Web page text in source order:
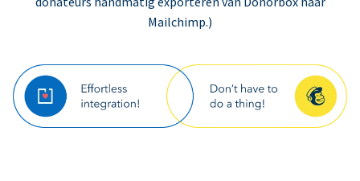
Mailchimp.)